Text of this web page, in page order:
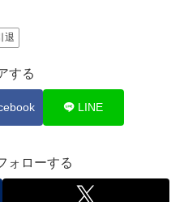
退
する
LINE
ォローする